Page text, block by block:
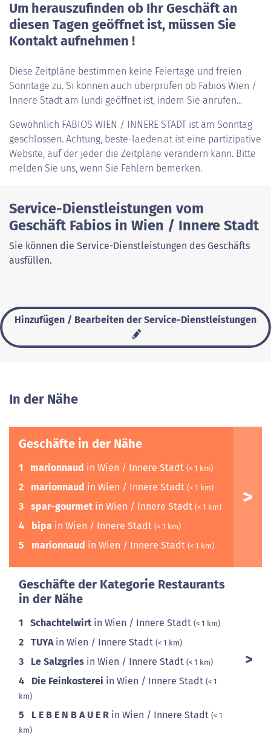
Um herauszufinden ob Ihr Geschäft an
diesen Tagen geöffnet ist, müssen Sie
Kontakt aufnehmen !
Diese Zeitpläne bestimmen keine Feiertage und freien
Sonntage zu. Si können auch überprüfen ob Fabios Wien /
Innere Stadt am lundi geöffnet ist, indem Sie anrufen...
Gewöhnlich FABIOS WIEN / INNERE STADT ist am Sonntag
geschlossen. Achtung, beste-laeden.at ist eine partizipative
Website, auf der jeder die Zeitpläne verändern kann. Bitte
melden Sie uns, wenn Sie Fehlern bemerken.
Service-Dienstleistungen vom
Geschäft Fabios in Wien / Innere Stadt
Sie können die Service-Dienstleistungen des Geschäfts
ausfüllen.
Hinzufügen / Bearbeiten der Service-Dienstleistungen
In der Nähe
Geschäfte in der Nähe
1 marionnaud in Wien / Innere Stadt (< 1 km)
2 marionnaud in Wien / Innere Stadt (< 1 km)
3 spar-gourmet in Wien / Innere Stadt (< 1 km)
4 bipa in Wien / Innere Stadt (< 1 km)
5 marionnaud in Wien / Innere Stadt (< 1 km)
Geschäfte der Kategorie Restaurants
in der Nähe
1 Schachtelwirt in Wien / Innere Stadt (< 1 km)
2 TUYAin Wien / Innere Stadt (< 1 km)
3 Le Salzgries in Wien / Innere Stadt (< 1 km)
4 Die Feinkosterei in Wien / Innere Stadt (< 1
km)
5 L E B E N B A U E R in Wien / Innere Stadt (< 1
km)
3